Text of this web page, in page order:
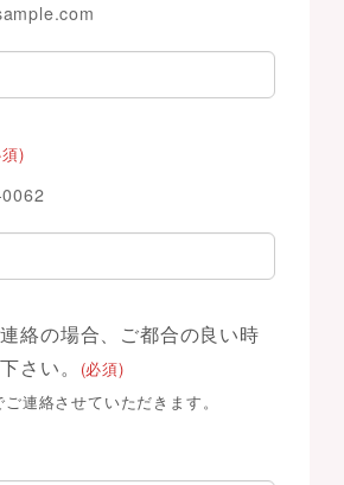
)
絡の場合、ご都合の良い時
さい。
(必須)
連絡させていただきます。